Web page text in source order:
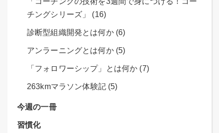
チングシリーズ」 (16)
診断型組織開発とは何か (6)
アンラーニングとは何か (5)
「フォロワーシップ」とは何か (7)
263kmマラソン体験記 (5)
今週の一冊
習慣化